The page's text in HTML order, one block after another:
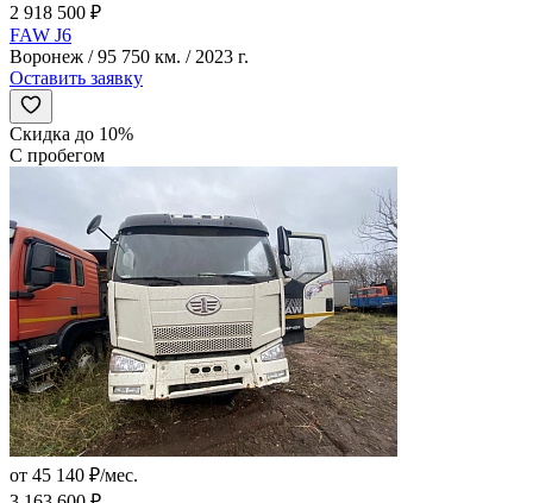
2 918 500 ₽
FAW J6
Воронеж / 95 750 км. / 2023 г.
Оставить заявку
Скидка до 10%
С пробегом
от 45 140 ₽/мес.